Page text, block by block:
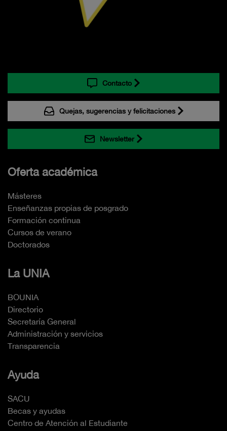
Contacto
Quejas, sugerencias y felicitaciones
Newsletter
Oferta académica
Másteres
Enseñanzas propias de posgrado
Formación continua
Cursos de verano
Doctorados
La UNIA
BOUNIA
Directorio
Secretaría General
Administración y servicios
Transparencia
Ayuda
SACU
Becas y ayudas
Centro de Atención al Estudiante